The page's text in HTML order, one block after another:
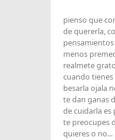
pienso que
de quererla,
menos
realmete
cuando
besarla ojala
te dan ganas
de cuidarla es
te preocupes
quieres o no...